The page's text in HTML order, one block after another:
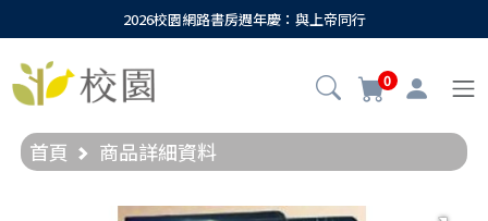
2026校園網路書房週年慶：與上帝同行
0
首頁 商品詳細資料